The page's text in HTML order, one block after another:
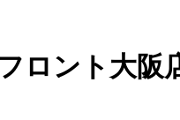
ロント大阪